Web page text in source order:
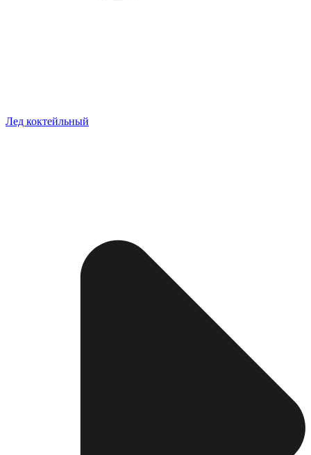
Лед коктейльный